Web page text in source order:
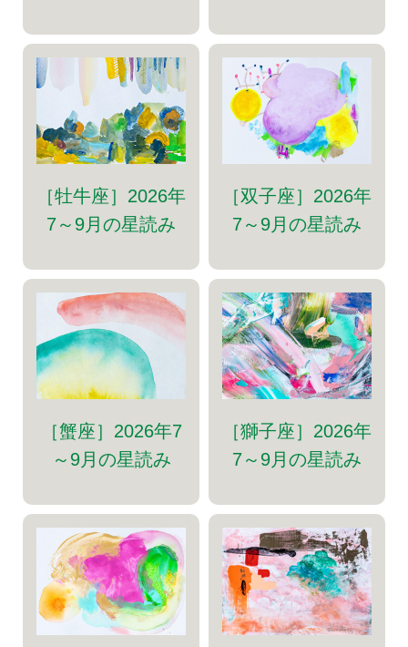
［牡牛座］2026年
7～9月の星読み
［双子座］2026年
7～9月の星読み
［蟹座］2026年7
～9月の星読み
［獅子座］2026年
7～9月の星読み